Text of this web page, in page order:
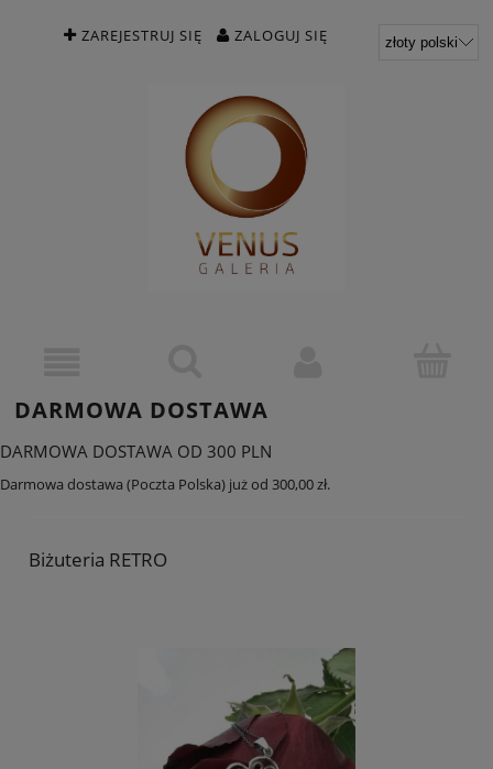
ZAREJESTRUJ SIĘ ZALOGUJ SIĘ
DARMOWA DOSTAWA
DARMOWA DOSTAWA OD 300 PLN
Darmowa dostawa (Poczta Polska) już od 300,00 zł.
Biżuteria RETRO